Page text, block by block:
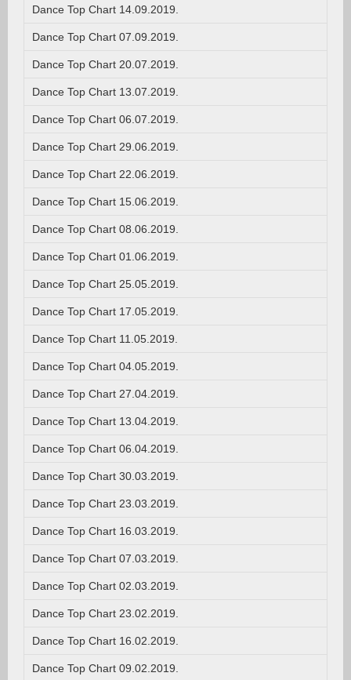
Dance Top Chart 14.09.2019.
Dance Top Chart 07.09.2019.
Dance Top Chart 20.07.2019.
Dance Top Chart 13.07.2019.
Dance Top Chart 06.07.2019.
Dance Top Chart 29.06.2019.
Dance Top Chart 22.06.2019.
Dance Top Chart 15.06.2019.
Dance Top Chart 08.06.2019.
Dance Top Chart 01.06.2019.
Dance Top Chart 25.05.2019.
Dance Top Chart 17.05.2019.
Dance Top Chart 11.05.2019.
Dance Top Chart 04.05.2019.
Dance Top Chart 27.04.2019.
Dance Top Chart 13.04.2019.
Dance Top Chart 06.04.2019.
Dance Top Chart 30.03.2019.
Dance Top Chart 23.03.2019.
Dance Top Chart 16.03.2019.
Dance Top Chart 07.03.2019.
Dance Top Chart 02.03.2019.
Dance Top Chart 23.02.2019.
Dance Top Chart 16.02.2019.
Dance Top Chart 09.02.2019.